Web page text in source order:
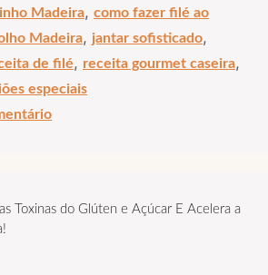
Madeira, como fazer filé ao
Madeira, jantar sofisticado,
de filé, receita gourmet caseira,
especiais
Toxinas do Glúten e Açúcar E Acelera a